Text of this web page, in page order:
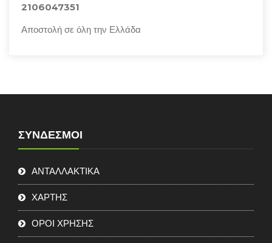
2106047351
Αποστολή σε όλη την Ελλάδα
ΣΎΝΔΕΣΜΟΙ
ΑΝΤΑΛΛΑΚΤΙΚΑ
ΧΑΡΤΗΣ
ΟΡΟΙ ΧΡΗΣΗΣ